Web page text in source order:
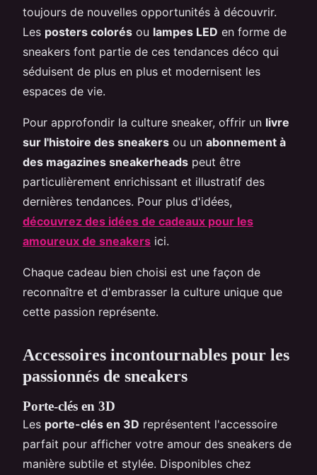
toujours de nouvelles opportunités à découvrir.
Les posters colorés ou lampes LED en forme de
sneakers font partie de ces tendances déco qui
séduisent de plus en plus et modernisent les
espaces de vie.
Pour approfondir la culture sneaker, offrir un livre
sur l'histoire des sneakers ou un abonnement à
des magazines sneakerheads peut être
particulièrement enrichissant et illustratif des
dernières tendances. Pour plus d'idées,
découvrez des idées de cadeaux pour les
amoureux de sneakers ici.
Chaque cadeau bien choisi est une façon de
reconnaître et d'embrasser la culture unique que
cette passion représente.
Accessoires incontournables pour les
passionnés de sneakers
Porte-clés en 3D
Les porte-clés en 3D représentent l'accessoire
parfait pour afficher votre amour des sneakers de
manière subtile et stylée. Disponibles chez